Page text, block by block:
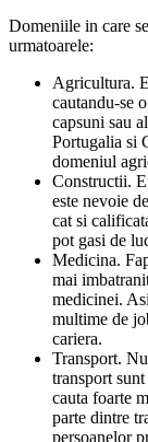
Domeniile in care
urmatoarele:
Agricultura.
cautandu-se
capsuni sau
Portugalia si
domeniul
Constructii.
este nevoie
cat si
pot gasi de
Medicina.
mai
medicinei.
multime de
cariera.
Transport.
transport
cauta foarte
parte dintre
persoanelor